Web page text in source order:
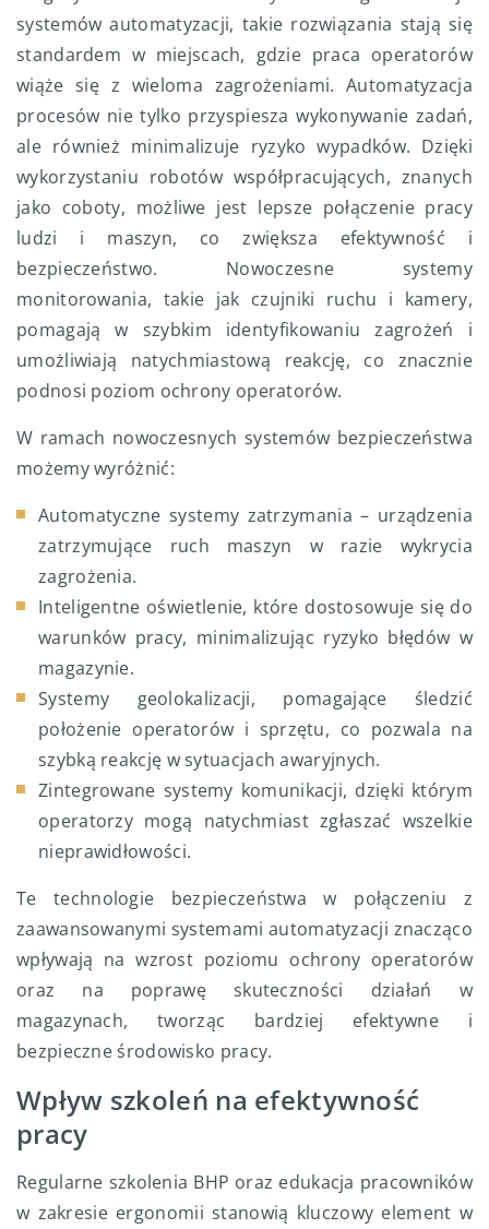
systemów automatyzacji, takie rozwiązania stają się
standardem w miejscach, gdzie praca operatorów
wiąże się z wieloma zagrożeniami. Automatyzacja
procesów nie tylko przyspiesza wykonywanie zadań,
ale również minimalizuje ryzyko wypadków. Dzięki
wykorzystaniu robotów współpracujących, znanych
jako coboty, możliwe jest lepsze połączenie pracy
ludzi i maszyn, co zwiększa efektywność i
bezpieczeństwo. Nowoczesne systemy
monitorowania, takie jak czujniki ruchu i kamery,
pomagają w szybkim identyfikowaniu zagrożeń i
umożliwiają natychmiastową reakcję, co znacznie
podnosi poziom ochrony operatorów.
W ramach nowoczesnych systemów bezpieczeństwa
możemy wyróżnić:
Automatyczne systemy zatrzymania – urządzenia
zatrzymujące ruch maszyn w razie wykrycia
zagrożenia.
Inteligentne oświetlenie, które dostosowuje się do
warunków pracy, minimalizując ryzyko błędów w
magazynie.
Systemy geolokalizacji, pomagające śledzić
położenie operatorów i sprzętu, co pozwala na
szybką reakcję w sytuacjach awaryjnych.
Zintegrowane systemy komunikacji, dzięki którym
operatorzy mogą natychmiast zgłaszać wszelkie
nieprawidłowości.
Te technologie bezpieczeństwa w połączeniu z
zaawansowanymi systemami automatyzacji znacząco
wpływają na wzrost poziomu ochrony operatorów
oraz na poprawę skuteczności działań w
magazynach, tworząc bardziej efektywne i
bezpieczne środowisko pracy.
Wpływ szkoleń na efektywność
pracy
Regularne szkolenia BHP oraz edukacja pracowników
w zakresie ergonomii stanowią kluczowy element w